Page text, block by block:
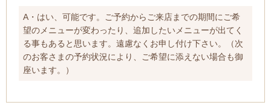
A・はい、可能です。ご予約からご来店までの期間にご希
望のメニューが変わったり、追加したいメニューが出てく
る事もあると思います。遠慮なくお申し付け下さい。（次
のお客さまの予約状況により、ご希望に添えない場合も御
座います。）